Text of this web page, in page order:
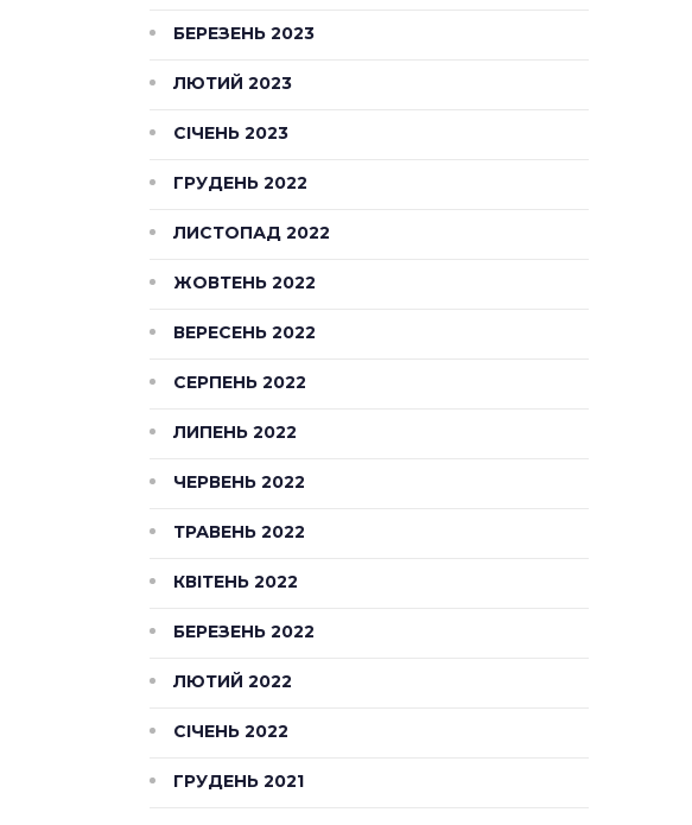
БЕРЕЗЕНЬ 2023
ЛЮТИЙ 2023
СІЧЕНЬ 2023
ГРУДЕНЬ 2022
ЛИСТОПАД 2022
ЖОВТЕНЬ 2022
ВЕРЕСЕНЬ 2022
СЕРПЕНЬ 2022
ЛИПЕНЬ 2022
ЧЕРВЕНЬ 2022
ТРАВЕНЬ 2022
КВІТЕНЬ 2022
БЕРЕЗЕНЬ 2022
ЛЮТИЙ 2022
СІЧЕНЬ 2022
ГРУДЕНЬ 2021